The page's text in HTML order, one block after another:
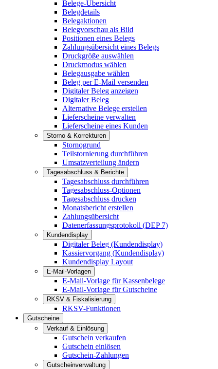
Belege-Übersicht
Belegdetails
Belegaktionen
Belegvorschau als Bild
Positionen eines Belegs
Zahlungsübersicht eines Belegs
Druckgröße auswählen
Druckmodus wählen
Belegausgabe wählen
Beleg per E-Mail versenden
Digitaler Beleg anzeigen
Digitaler Beleg
Alternative Belege erstellen
Lieferscheine verwalten
Lieferscheine eines Kunden
Storno & Korrekturen
Stornogrund
Teilstornierung durchführen
Umsatzverteilung ändern
Tagesabschluss & Berichte
Tagesabschluss durchführen
Tagesabschluss-Optionen
Tagesabschluss drucken
Monatsbericht erstellen
Zahlungsübersicht
Datenerfassungsprotokoll (DEP 7)
Kundendisplay
Digitaler Beleg (Kundendisplay)
Kassiervorgang (Kundendisplay)
Kundendisplay Layout
E-Mail-Vorlagen
E-Mail-Vorlage für Kassenbelege
E-Mail-Vorlage für Gutscheine
RKSV & Fiskalisierung
RKSV-Funktionen
Gutscheine
Verkauf & Einlösung
Gutschein verkaufen
Gutschein einlösen
Gutschein-Zahlungen
Gutscheinverwaltung